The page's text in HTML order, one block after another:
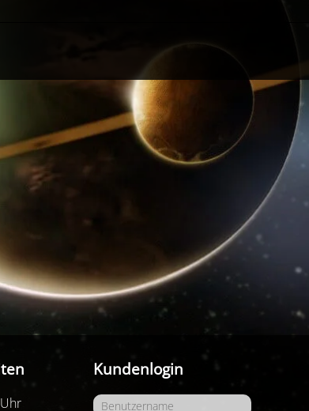
Kundenlogin